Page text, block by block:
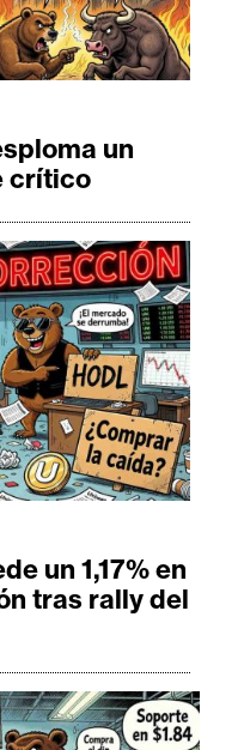
un
crítico
un 1,17% en
tras rally del